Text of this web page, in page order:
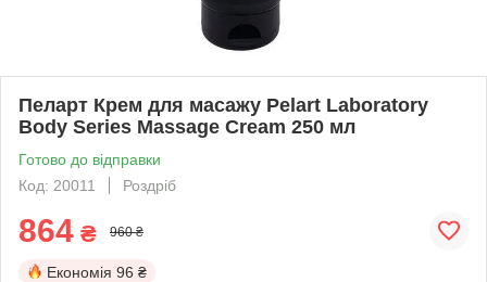
Пеларт Крем для масажу Pelart Laboratory
Body Series Massage Cream 250 мл
Готово до відправки
Код: 20011
Роздріб
864 ₴ 960 ₴
Економія 96 ₴